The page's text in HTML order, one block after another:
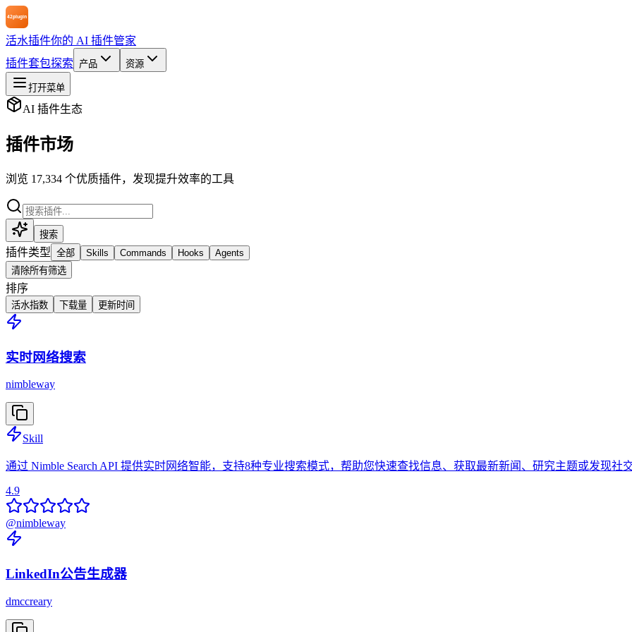
活水插件你的 AI 插件管家
插件套包探索 产品 资源
打开菜单
AI 插件生态
插件市场
浏览 17,334 个优质插件，发现提升效率的工具
搜索
插件类型 全部 Skills Commands Hooks
Agents
清除所有筛选
排序
活水指数 下载量 更新时间
实时网络搜索
nimbleway
Skill
通过 Nimble Search API 提供实时网络智能，支持8种专业搜索模式，帮助您快速查找信息、获取最新新闻、研究主题或发现社
4.9
@nimbleway
LinkedIn公告生成器
dmccreary